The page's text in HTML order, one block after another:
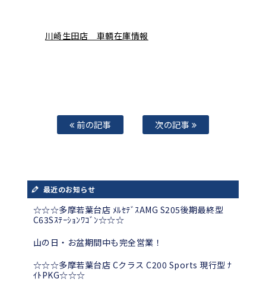
川崎生田店 車輌在庫情報
前の記事 次の記事
最近のお知らせ
☆☆☆多摩若葉台店 ﾒﾙｾﾃﾞｽAMG S205後期最終型
C63Sｽﾃｰｼｮﾝﾜｺﾞﾝ☆☆☆
山の日・お盆期間中も完全営業！
☆☆☆多摩若葉台店 Cクラス C200 Sports 現行型 ﾅ
ｲﾄPKG☆☆☆